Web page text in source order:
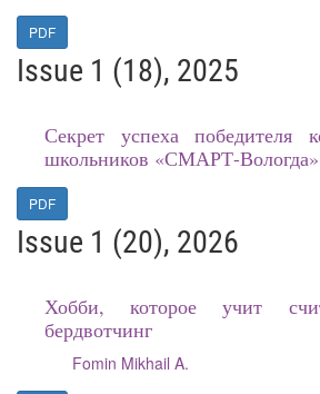
PDF
Issue 1 (18), 2025
Секрет успеха победителя
школьников «СМАРТ-Вологда»
PDF
Issue 1 (20), 2026
Хобби, которое учит
бердвотчинг
Fomin Mikhail A.